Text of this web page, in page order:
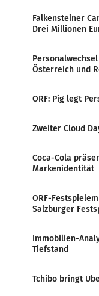
Falkensteiner
Drei Millionen
Österreich und
ORF: Pig legt
Zweiter Cloud
Coca-Cola
Markenidentität
ORF-
Salzburger
Immobilien-
Tiefstand
Tchibo bringt